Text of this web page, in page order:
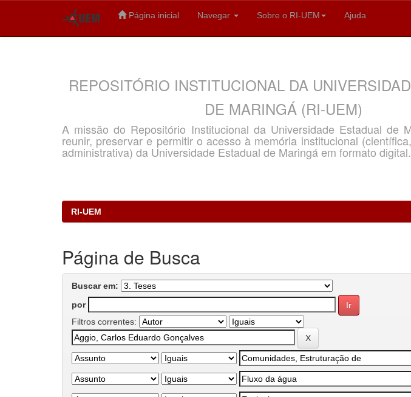
Página inicial Navegar Sobre o RI-UEM Ajuda
REPOSITÓRIO INSTITUCIONAL DA
DE MARINGÁ (RI-UEM)
A missão do Repositório Institucional da Universidade Estadual de
reunir, preservar e permitir o acesso à memória institucional
administrativa) da Universidade Estadual de Maringá em formato digital.
RI-UEM
Página de Busca
Buscar em:
por
Filtros correntes: